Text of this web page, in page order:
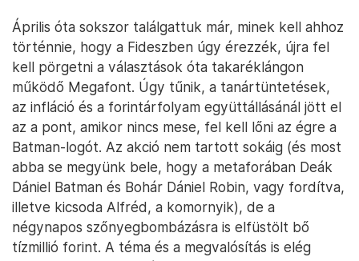
Április óta sokszor találgattuk már, minek kell ahhoz
történnie, hogy a Fideszben úgy érezzék, újra fel
kell pörgetni a választások óta takaréklángon
működő Megafont. Úgy tűnik, a tanártüntetések,
az infláció és a forintárfolyam együttállásánál jött el
az a pont, amikor nincs mese, fel kell lőni az égre a
Batman-logót. Az akció nem tartott sokáig (és most
abba se megyünk bele, hogy a metaforában Deák
Dániel Batman és Bohár Dániel Robin, vagy fordítva,
illetve kicsoda Alfréd, a komornyik), de a
négynapos szőnyegbombázásra is elfüstölt bő
tízmillió forint. A téma és a megvalósítás is elég